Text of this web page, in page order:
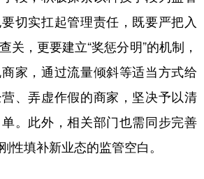
甘肃 青海 宁夏
Français عربى
日本語 한국어
切实扛起管理责任，既要严把入
关，更要建立“奖惩分明”的机制，
家，通过流量倾斜等适当方式给
、弄虚作假的商家，坚决予以清
。此外，相关部门也需同步完善
性填补新业态的监管空白。